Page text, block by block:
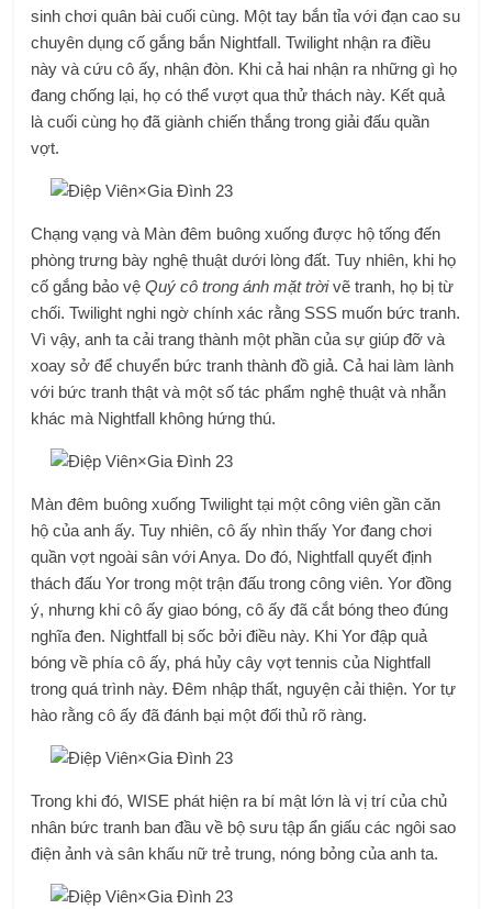
sinh chơi quân bài cuối cùng. Một tay bắn tỉa với đạn cao su
chuyên dụng cố gắng bắn Nightfall. Twilight nhận ra điều
này và cứu cô ấy, nhận đòn. Khi cả hai nhận ra những gì họ
đang chống lại, họ có thể vượt qua thử thách này. Kết quả
là cuối cùng họ đã giành chiến thắng trong giải đấu quần
vợt.
Chạng vạng và Màn đêm buông xuống được hộ tống đến
phòng trưng bày nghệ thuật dưới lòng đất. Tuy nhiên, khi họ
cố gắng bảo vệQuý cô trong ánh mặt trờivẽ tranh, họ bị từ
chối. Twilight nghi ngờ chính xác rằng SSS muốn bức tranh.
Vì vậy, anh ta cải trang thành một phần của sự giúp đỡ và
xoay sở để chuyển bức tranh thành đồ giả. Cả hai làm lành
với bức tranh thật và một số tác phẩm nghệ thuật và nhẫn
khác mà Nightfall không hứng thú.
Màn đêm buông xuống Twilight tại một công viên gần căn
hộ của anh ấy. Tuy nhiên, cô ấy nhìn thấy Yor đang chơi
quần vợt ngoài sân với Anya. Do đó, Nightfall quyết định
thách đấu Yor trong một trận đấu trong công viên. Yor đồng
ý, nhưng khi cô ấy giao bóng, cô ấy đã cắt bóng theo đúng
nghĩa đen. Nightfall bị sốc bởi điều này. Khi Yor đập quả
bóng về phía cô ấy, phá hủy cây vợt tennis của Nightfall
trong quá trình này. Đêm nhập thất, nguyện cải thiện. Yor tự
hào rằng cô ấy đã đánh bại một đối thủ rõ ràng.
Trong khi đó, WISE phát hiện ra bí mật lớn là vị trí của chủ
nhân bức tranh ban đầu về bộ sưu tập ẩn giấu các ngôi sao
điện ảnh và sân khấu nữ trẻ trung, nóng bỏng của anh ta.